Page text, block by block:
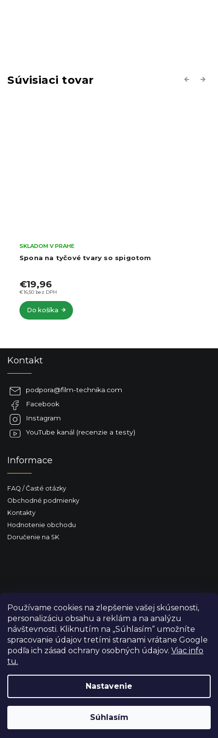
Používame cookies na zlepšenie vašej skúsenosti,
personalizáciu obsahu a reklám a na analýzu
návštevnosti. Kliknutím na „Súhlasím“ umožníte
spracovanie údajov tretími stranami vrátane Google
podľa ich zásad ochrany osobných údajov. Viac info
tu.
Nastavenie
Súhlasím
Súvisiaci tovar Previous
Spona na tyčové tvary so spigotom
SKLADOM V PRAHE
€16,50 bez DPH
€19,96
Do košíka
Next
Kontakt
podpora@film-technika.com
Facebook
Instagram
YouTube kanál (recenzie a testy)
Informace
FAQ / Časté otázky
Obchodné podmienky
Kontakty
Hodnotenie obchodu
Doručenie na SK
Vytvoril Shoptet
Copyright 2026FILM-TECHNIKA. Všetky práva vyhradené.
Upraviť nastavenie cookies